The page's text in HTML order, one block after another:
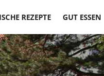
REZEPTE GUT ESSEN